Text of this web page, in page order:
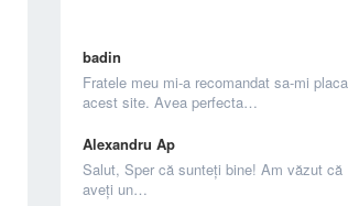
badin
Fratele meu mi-a recomandat sa-mi placa
acest site. Avea perfecta…
Alexandru Ap
Salut, Sper că sunteți bine! Am văzut că
aveți un…